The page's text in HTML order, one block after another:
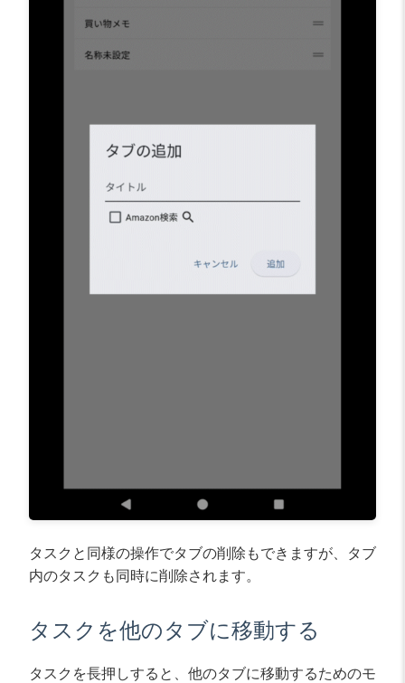
タスクと同様の操作でタブの削除もできますが、タブ
内のタスクも同時に削除されます。
タスクを他のタブに移動する
タスクを長押しすると、他のタブに移動するためのモ